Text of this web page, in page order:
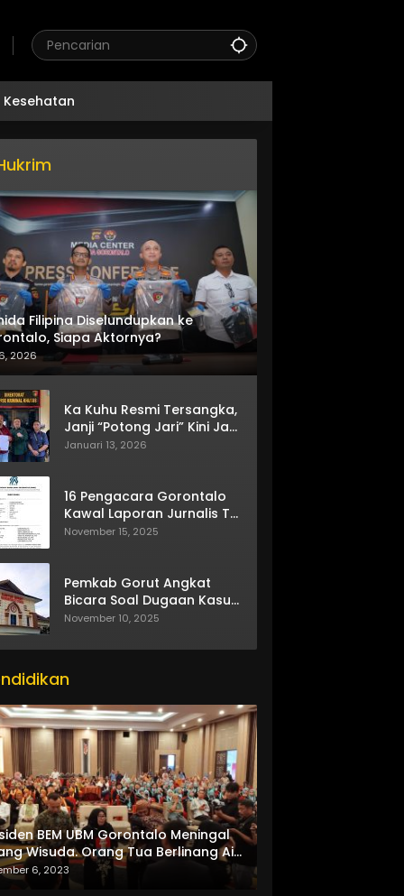
Kesehatan
Filipina Diselundupkan ke
Siapa Aktornya?
2026
Ka Kuhu Resmi Tersangka,
Janji “Potong Jari” Kini Jadi
Bumerang
Januari 13, 2026
16 Pengacara Gorontalo
Kawal Laporan Jurnalis TV
One
November 15, 2025
Pemkab Gorut Angkat
Bicara Soal Dugaan Kasus
Asusila Oknum ASN
November 10, 2025
BEM UBM Gorontalo Meningal
Wisuda. Orang Tua Berlinang Air
Menerima SKL dan Pemasangan
6, 2023